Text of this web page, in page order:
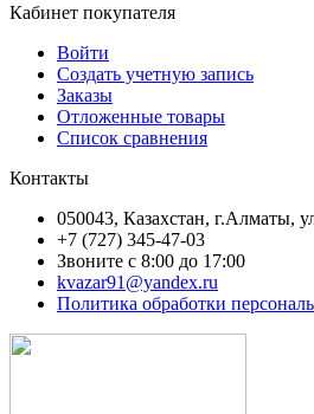
Кабинет покупателя
Войти
Создать учетную запись
Заказы
Отложенные товары
Список сравнения
Контакты
050043, Казахстан, г.Алматы,
+7 (727) 345-47-03
Звоните с 8:00 до 17:00
kvazar91@yandex.ru
Политика обработки